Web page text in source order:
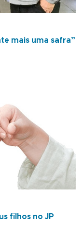
mais uma safra”
filhos no JP